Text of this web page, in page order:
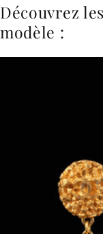
Découvrez
modèle :